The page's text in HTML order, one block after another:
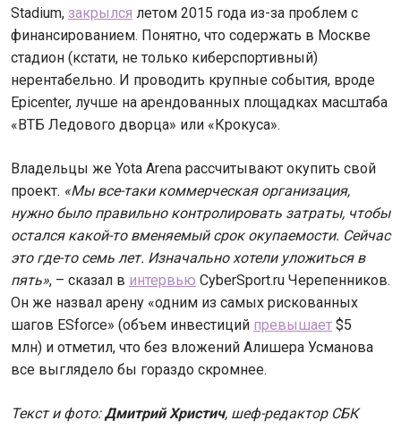
Stadium, закрылся летом 2015 года из-за проблем с
финансированием. Понятно, что содержать в Москве
стадион (кстати, не только киберспортивный)
нерентабельно. И проводить крупные события, вроде
Epicenter, лучше на арендованных площадках масштаба
«ВТБ Ледового дворца» или «Крокуса».
Владельцы же Yota Arena рассчитывают окупить свой
проект. «Мы все-таки коммерческая организация,
нужно было правильно контролировать затраты, чтобы
остался какой-то вменяемый срок окупаемости. Сейчас
это где-то семь лет. Изначально хотели уложиться в
пять», – сказал в интервью CyberSport.ru Черепенников.
Он же назвал арену «одним из самых рискованных
шагов ESforce» (объем инвестиций превышает $5
млн) и отметил, что без вложений Алишера Усманова
все выглядело бы гораздо скромнее.
Текст и фото:Дмитрий Христич, шеф-редактор СБК